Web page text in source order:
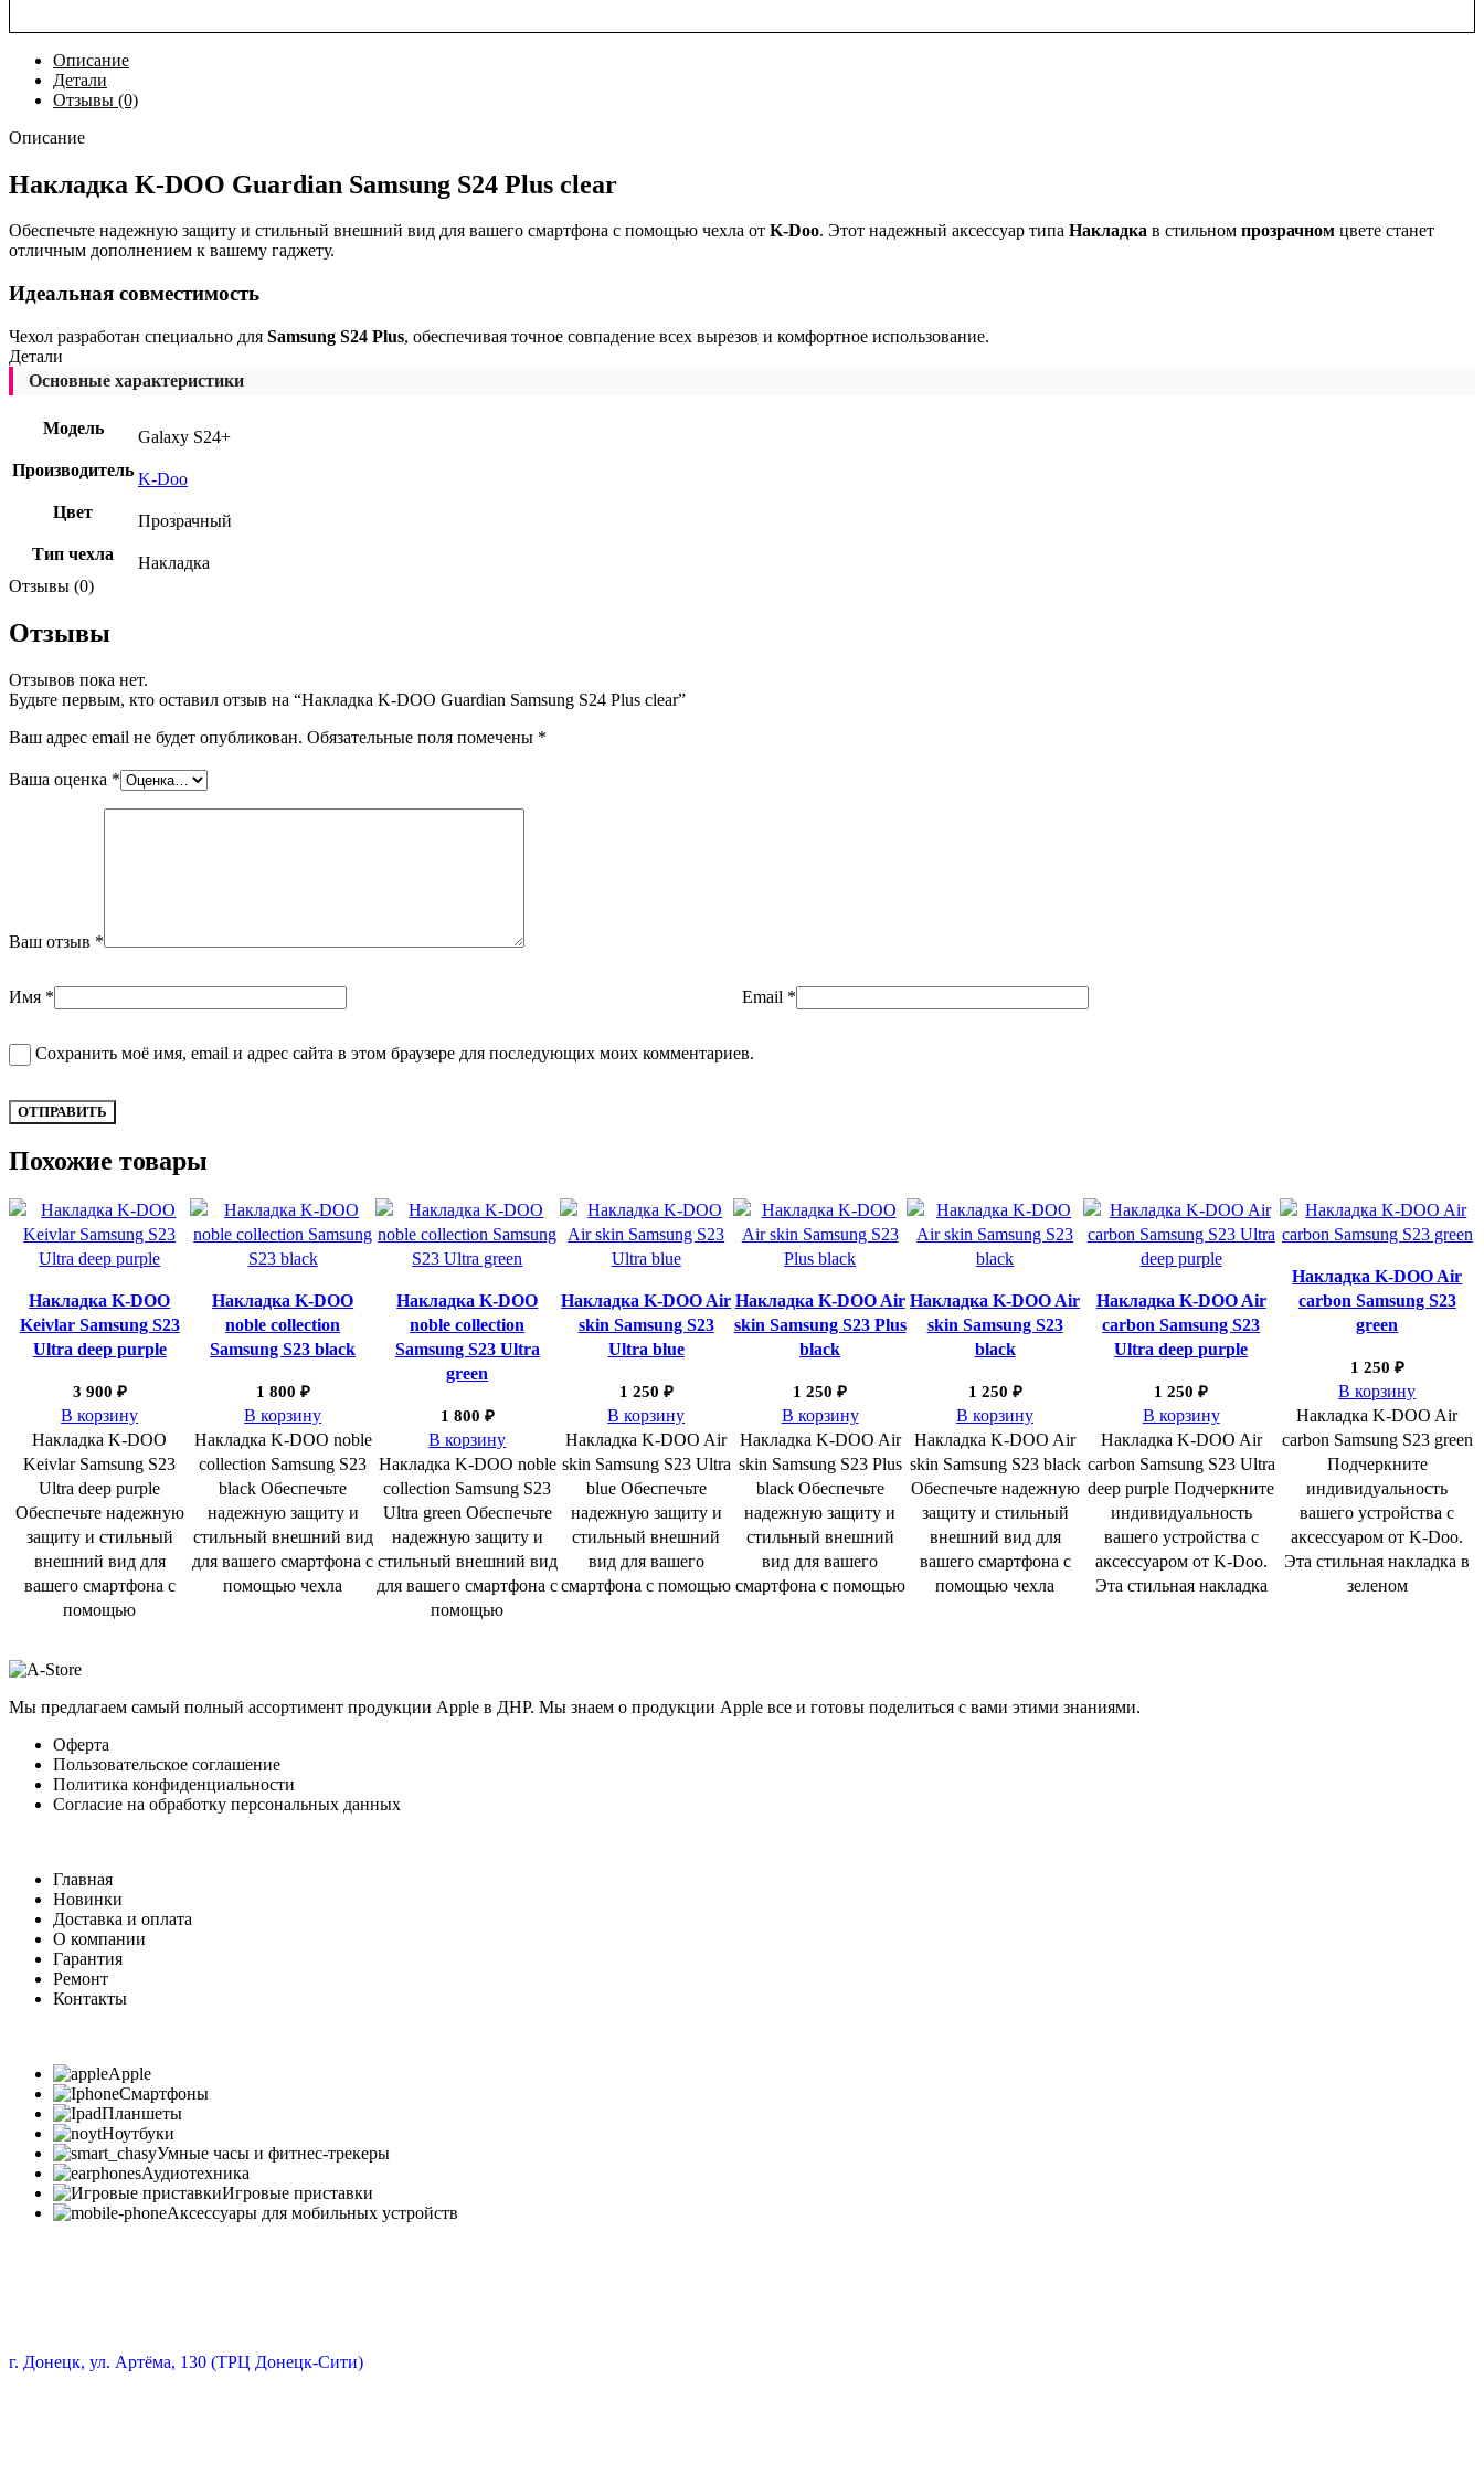
Описание
Детали
Отзывы (0)
Описание
Накладка K-DOO Guardian Samsung S24 Plus clear
Обеспечьте надежную защиту и стильный внешний вид для вашего смартфона с помощью чехла от K-Doo. Этот надежный аксессуар типа Накладка в стильном прозрачном цвете станет
отличным дополнением к вашему гаджету.
Идеальная совместимость
Чехол разработан специально для Samsung S24 Plus, обеспечивая точное совпадение всех вырезов и комфортное использование.
Детали
Основные характеристики
Модель
Galaxy S24+
Производитель K-Doo
Цвет
Прозрачный
Тип чехла
Накладка
Отзывы (0)
Отзывы
Отзывов пока нет.
Будьте первым, кто оставил отзыв на “Накладка K-DOO Guardian Samsung S24 Plus clear”
Ваш адрес email не будет опубликован. Обязательные поля помечены *
Ваша оценка *
Ваш отзыв *
Имя * Email *
Сохранить моё имя, email и адрес сайта в этом браузере для последующих моих комментариев.
Похожие товары
Накладка K-DOO
Keivlar Samsung S23
Ultra deep purple
3 900 ₽
В корзину
Накладка K-DOO
Keivlar Samsung S23
Ultra deep purple
Обеспечьте надежную
защиту и стильный
внешний вид для
вашего смартфона с
помощью
Накладка K-DOO
noble collection
Samsung S23 black
1 800 ₽
В корзину
Накладка K-DOO noble
collection Samsung S23
black Обеспечьте
надежную защиту и
стильный внешний вид
для вашего смартфона с
помощью чехла
Накладка K-DOO
noble collection
Samsung S23 Ultra
green
1 800 ₽
В корзину
Накладка K-DOO noble
collection Samsung S23
Ultra green Обеспечьте
надежную защиту и
стильный внешний вид
для вашего смартфона с
помощью
Накладка K-DOO Air
skin Samsung S23
Ultra blue
1 250 ₽
В корзину
Накладка K-DOO Air
skin Samsung S23 Ultra
blue Обеспечьте
надежную защиту и
стильный внешний
вид для вашего
смартфона с помощью
Накладка K-DOO Air
skin Samsung S23 Plus
black
1 250₽
В корзину
Накладка K-DOO Air
skin Samsung S23 Plus
black Обеспечьте
надежную защиту и
стильный внешний
вид для вашего
смартфона с помощью
Накладка K-DOO Air
skin Samsung S23
black
1 250 ₽
В корзину
Накладка K-DOO Air
skin Samsung S23 black
Обеспечьте надежную
защиту и стильный
внешний вид для
вашего смартфона с
помощью чехла
Накладка K-DOO Air
carbon Samsung S23
Ultra deep purple
1 250₽
В корзину
Накладка K-DOO Air
carbon Samsung S23 Ultra
deep purple Подчеркните
индивидуальность
вашего устройства с
аксессуаром от K-Doo.
Эта стильная накладка
Накладка K-DOO Air
carbon Samsung S23
green
1 250 ₽
В корзину
Накладка K-DOO Air
carbon Samsung S23 green
Подчеркните
индивидуальность
вашего устройства с
аксессуаром от K-Doo.
Эта стильная накладка в
зеленом
Мы предлагаем самый полный ассортимент продукции Apple в ДНР. Мы знаем о продукции Apple все и готовы поделиться с вами этими знаниями.
Оферта
Пользовательское соглашение
Политика конфиденциальности
Согласие на обработку персональных данных
Главная
Новинки
Доставка и оплата
О компании
Гарантия
Ремонт
Контакты
Apple
Смартфоны
Планшеты
Ноутбуки
Умные часы и фитнес-трекеры
Аудиотехника
Игровые приставки
Аксессуары для мобильных устройств
г. Донецк, ул. Артёма, 130 (ТРЦ Донецк-Сити)